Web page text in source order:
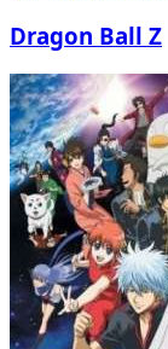
Dragon Ball Z